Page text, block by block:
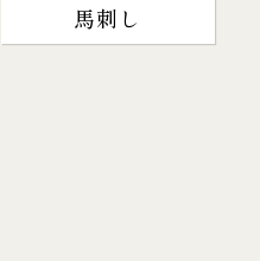
馬刺し